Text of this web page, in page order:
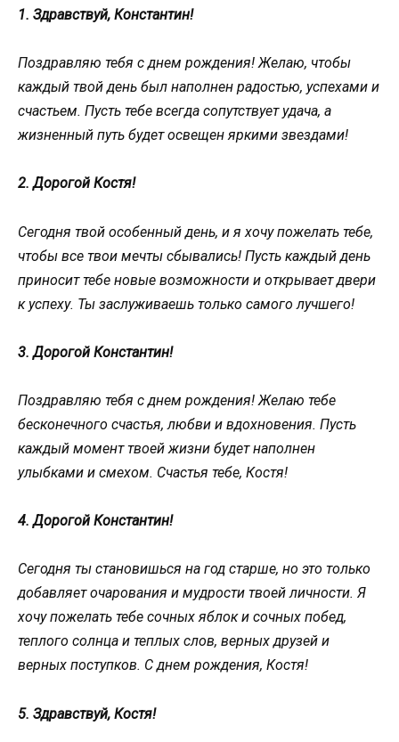
1. Здравствуй, Константин!
Поздравляю тебя с днем рождения! Желаю, чтобы
каждый твой день был наполнен радостью, успехами и
счастьем. Пусть тебе всегда сопутствует удача, а
жизненный путь будет освещен яркими звездами!
2. Дорогой Костя!
Сегодня твой особенный день, и я хочу пожелать тебе,
чтобы все твои мечты сбывались! Пусть каждый день
приносит тебе новые возможности и открывает двери
к успеху. Ты заслуживаешь только самого лучшего!
3. Дорогой Константин!
Поздравляю тебя с днем рождения! Желаю тебе
бесконечного счастья, любви и вдохновения. Пусть
каждый момент твоей жизни будет наполнен
улыбками и смехом. Счастья тебе, Костя!
4. Дорогой Константин!
Сегодня ты становишься на год старше, но это только
добавляет очарования и мудрости твоей личности. Я
хочу пожелать тебе сочных яблок и сочных побед,
теплого солнца и теплых слов, верных друзей и
верных поступков. С днем рождения, Костя!
5. Здравствуй, Костя!